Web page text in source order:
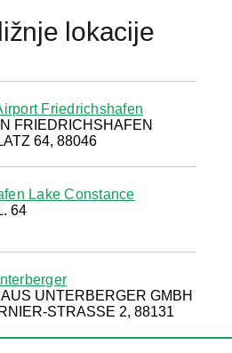
lokacije
Friedrichshafen
FRIEDRICHSHAFEN
64, 88046
Lake Constance
64
UNTERBERGER GMBH
STRASSE 2, 88131